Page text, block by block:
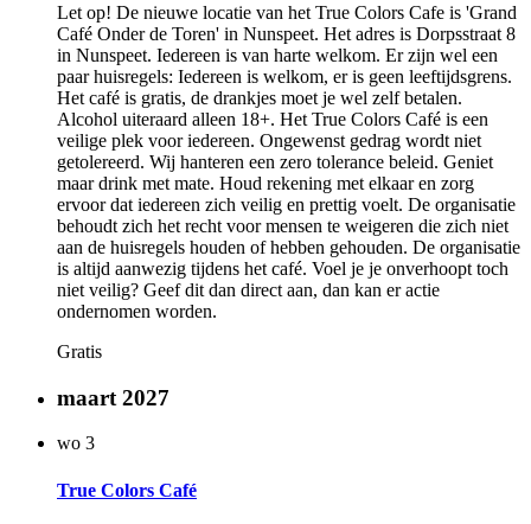
Let op! De nieuwe locatie van het True Colors Cafe is 'Grand
Café Onder de Toren' in Nunspeet. Het adres is Dorpsstraat 8
in Nunspeet. Iedereen is van harte welkom. Er zijn wel een
paar huisregels: Iedereen is welkom, er is geen leeftijdsgrens.
Het café is gratis, de drankjes moet je wel zelf betalen.
Alcohol uiteraard alleen 18+. Het True Colors Café is een
veilige plek voor iedereen. Ongewenst gedrag wordt niet
getolereerd. Wij hanteren een zero tolerance beleid. Geniet
maar drink met mate. Houd rekening met elkaar en zorg
ervoor dat iedereen zich veilig en prettig voelt. De organisatie
behoudt zich het recht voor mensen te weigeren die zich niet
aan de huisregels houden of hebben gehouden. De organisatie
is altijd aanwezig tijdens het café. Voel je je onverhoopt toch
niet veilig? Geef dit dan direct aan, dan kan er actie
ondernomen worden.
Gratis
maart 2027
wo 3
True Colors Café